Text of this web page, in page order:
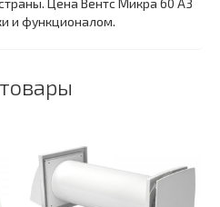
и функционалом.